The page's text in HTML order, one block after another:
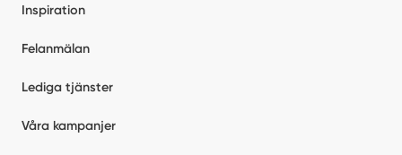
Inspiration
Felanmälan
Lediga tjänster
Våra kampanjer